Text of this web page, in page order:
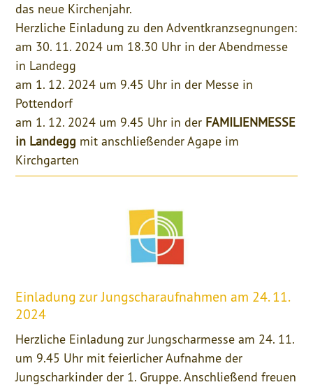
das neue Kirchenjahr.
Herzliche Einladung zu den Adventkranzsegnungen:
am 30. 11. 2024 um 18.30 Uhr in der Abendmesse
in Landegg
am 1. 12. 2024 um 9.45 Uhr in der Messe in
Pottendorf
am 1. 12. 2024 um 9.45 Uhr in der FAMILIENMESSE
in Landegg mit anschließender Agape im
Kirchgarten
Einladung zur Jungscharaufnahmen am 24. 11.
2024
Herzliche Einladung zur Jungscharmesse am 24. 11.
um 9.45 Uhr mit feierlicher Aufnahme der
Jungscharkinder der 1. Gruppe. Anschließend freuen